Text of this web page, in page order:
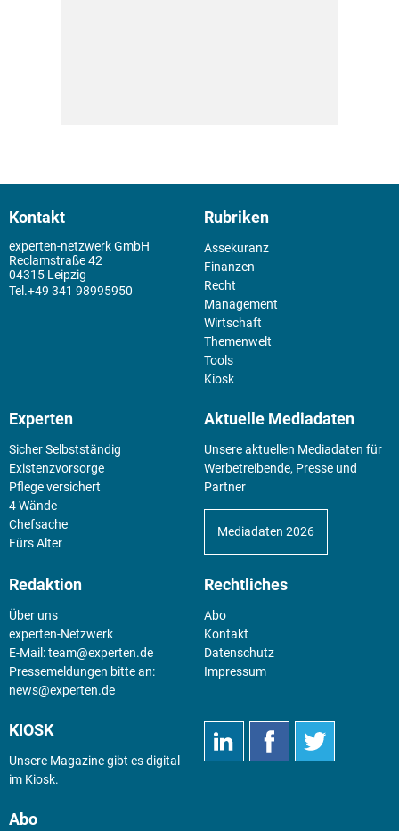
Kontakt
experten-netzwerk GmbH
Reclamstraße 42
04315 Leipzig
+49 341 98995950
Rubriken
Assekuranz
Finanzen
Recht
Management
Wirtschaft
Themenwelt
Tools
Kiosk
Experten
Sicher Selbstständig
Existenz­vorsorge
Pflege versichert
4 Wände
Chefsache
Fürs Alter
Aktuelle Mediadaten
Unsere aktuellen Mediadaten für
Werbetreibende, Presse und
Partner
Mediadaten 2026
Redaktion
Über uns
experten-Netzwerk
E-Mail:team@experten.de
Pressemeldungen bitte an:
news@experten.de
Rechtliches
Abo
Kontakt
Datenschutz
Impressum
KIOSK
Unsere Magazine gibt es digital
im Kiosk.
Abo